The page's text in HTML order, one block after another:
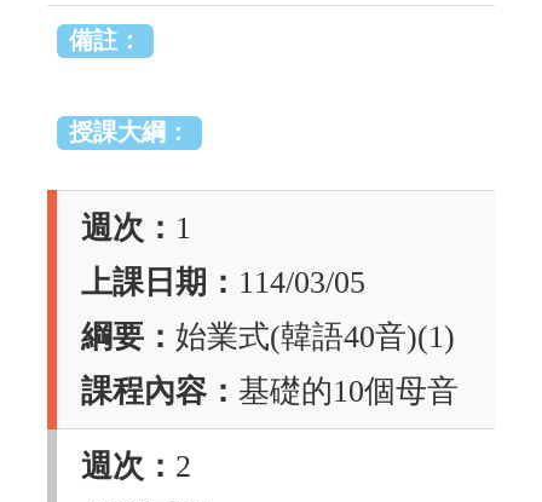
備註：
授課大綱：
週次： 1
上課日期： 114/03/05
綱要： 始業式(韓語40音)(1)
課程內容： 基礎的10個母音
週次： 2